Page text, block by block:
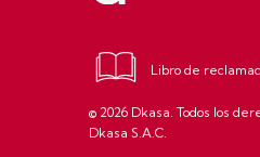
Libro de
© 2026 Dkasa. Todos los
Dkasa S.A.C.